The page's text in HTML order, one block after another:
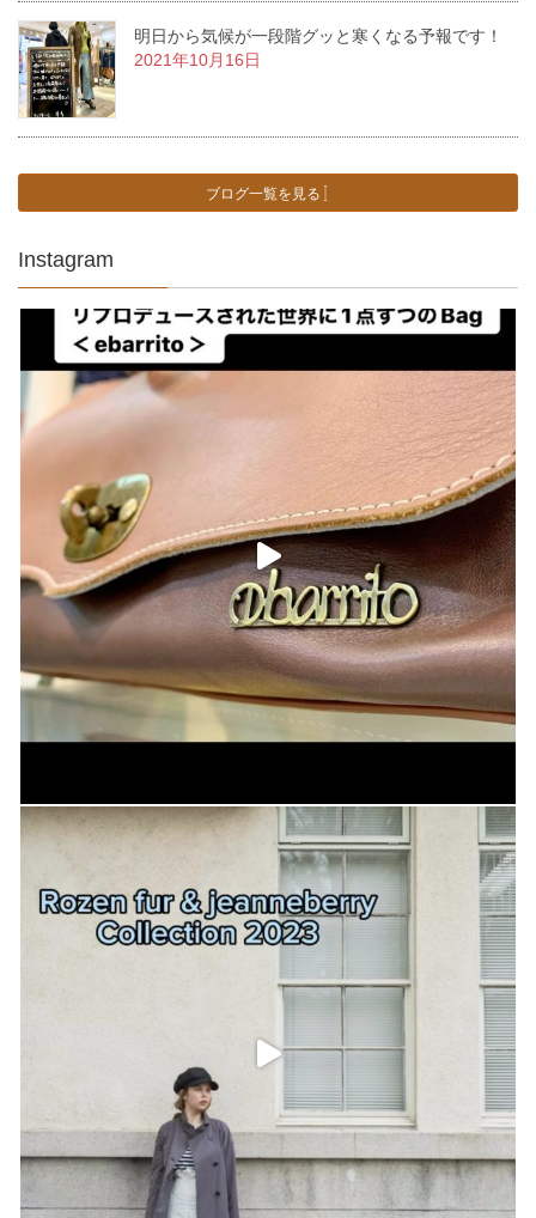
明日から気候が一段階グッと寒くなる予報です！
2021年10月16日
ブログ一覧を見る
Instagram